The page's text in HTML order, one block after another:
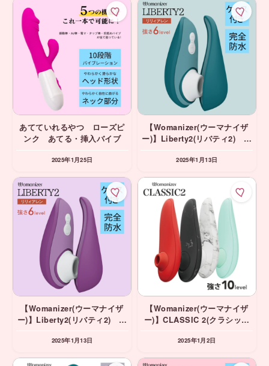
あてていれるやつ ローズピ
ンク あてる・挿入バイブ
2025年1月25日
【Womanizer(ウーマナイザ
ー)】Liberty2(リバティ2) ダ
2025年1月13日
【Womanizer(ウーマナイザ
ー)】Liberty2(リバティ2) パ
2025年1月13日
【Womanizer(ウーマナイザ
ー)】CLASSIC 2(クラシック
吸引バイブ マリリンモンロ
2025年1月2日